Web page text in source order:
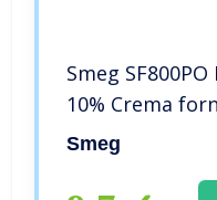
Smeg
10% Crema
Smeg